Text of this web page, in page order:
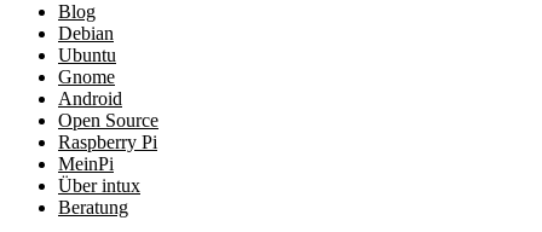
Blog
Debian
Ubuntu
Gnome
Android
Open Source
Raspberry Pi
MeinPi
Über intux
Beratung